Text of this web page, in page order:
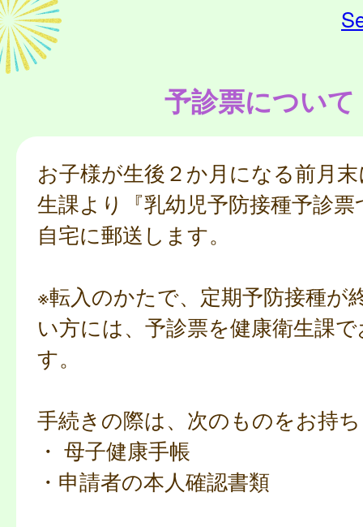
予診票について
お子様が生後２か月になる前月
生課より『乳幼児予防接種予診
自宅に郵送します。
※転入のかたで、定期予防接種が
い方には、予診票を健康衛生課
す。
手続きの際は、次のものをお持
・ 母子健康手帳
・申請者の本人確認書類